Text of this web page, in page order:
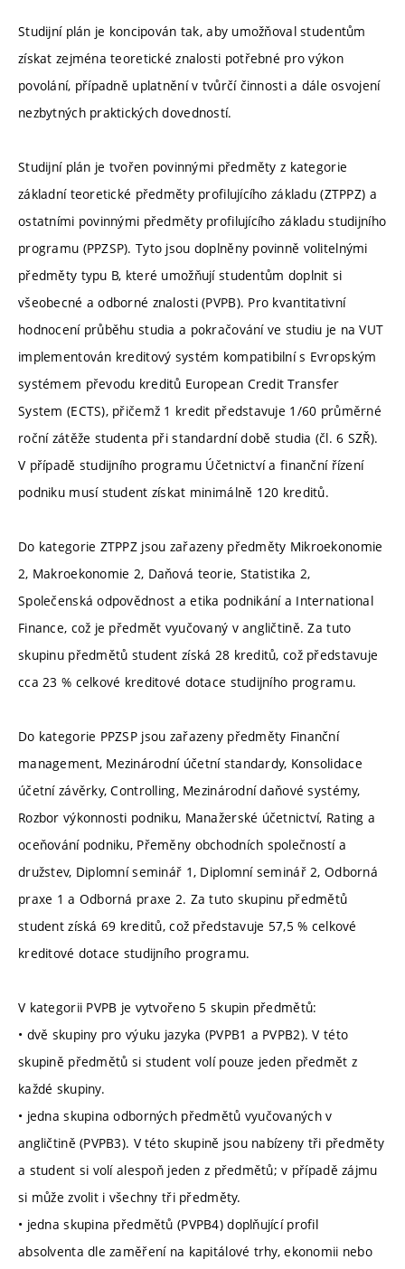
Studijní plán je koncipován tak, aby umožňoval studentům
získat zejména teoretické znalosti potřebné pro výkon
povolání, případně uplatnění v tvůrčí činnosti a dále osvojení
nezbytných praktických dovedností.
Studijní plán je tvořen povinnými předměty z kategorie
základní teoretické předměty profilujícího základu (ZTPPZ) a
ostatními povinnými předměty profilujícího základu studijního
programu (PPZSP). Tyto jsou doplněny povinně volitelnými
předměty typu B, které umožňují studentům doplnit si
všeobecné a odborné znalosti (PVPB). Pro kvantitativní
hodnocení průběhu studia a pokračování ve studiu je na VUT
implementován kreditový systém kompatibilní s Evropským
systémem převodu kreditů European Credit Transfer
System (ECTS), přičemž 1 kredit představuje 1/60 průměrné
roční zátěže studenta při standardní době studia (čl. 6 SZŘ).
V případě studijního programu Účetnictví a finanční řízení
podniku musí student získat minimálně 120 kreditů.
Do kategorie ZTPPZ jsou zařazeny předměty Mikroekonomie
2, Makroekonomie 2, Daňová teorie, Statistika 2,
Společenská odpovědnost a etika podnikání a International
Finance, což je předmět vyučovaný v angličtině. Za tuto
skupinu předmětů student získá 28 kreditů, což představuje
cca 23 % celkové kreditové dotace studijního programu.
Do kategorie PPZSP jsou zařazeny předměty Finanční
management, Mezinárodní účetní standardy, Konsolidace
účetní závěrky, Controlling, Mezinárodní daňové systémy,
Rozbor výkonnosti podniku, Manažerské účetnictví, Rating a
oceňování podniku, Přeměny obchodních společností a
družstev, Diplomní seminář 1, Diplomní seminář 2, Odborná
praxe 1 a Odborná praxe 2. Za tuto skupinu předmětů
student získá 69 kreditů, což představuje 57,5 % celkové
kreditové dotace studijního programu.
V kategorii PVPB je vytvořeno 5 skupin předmětů:
• dvě skupiny pro výuku jazyka (PVPB1 a PVPB2). V této
skupině předmětů si student volí pouze jeden předmět z
každé skupiny.
• jedna skupina odborných předmětů vyučovaných v
angličtině (PVPB3). V této skupině jsou nabízeny tři předměty
a student si volí alespoň jeden z předmětů; v případě zájmu
si může zvolit i všechny tři předměty.
• jedna skupina předmětů (PVPB4) doplňující profil
absolventa dle zaměření na kapitálové trhy, ekonomii nebo